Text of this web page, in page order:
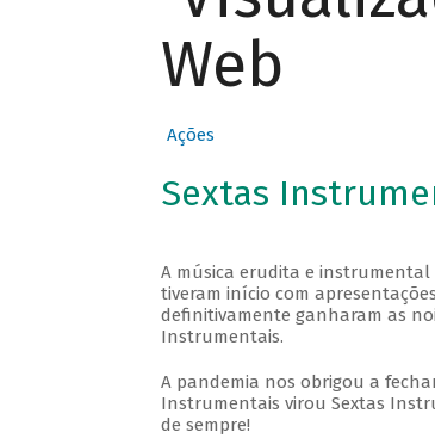
Web
Ações
Sextas
A música erudita e instrumental
tiveram início com
definitivamente ganharam as
Instrumentais.
A pandemia nos obrigou a
Instrumentais virou Sextas
de sempre!